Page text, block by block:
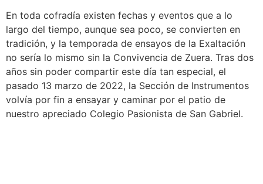
En toda cofradía existen fechas y eventos que a lo
largo del tiempo, aunque sea poco, se convierten en
tradición, y la temporada de ensayos de la Exaltación
no sería lo mismo sin la Convivencia de Zuera. Tras dos
años sin poder compartir este día tan especial, el
pasado 13 marzo de 2022, la Sección de Instrumentos
volvía por fin a ensayar y caminar por el patio de
nuestro apreciado Colegio Pasionista de San Gabriel.